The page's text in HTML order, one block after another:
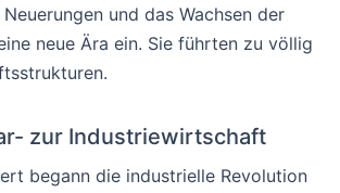
und das Wachsen der
neue Ära ein. Sie führten zu völlig
zur Industriewirtschaft
begann die industrielle Revolution